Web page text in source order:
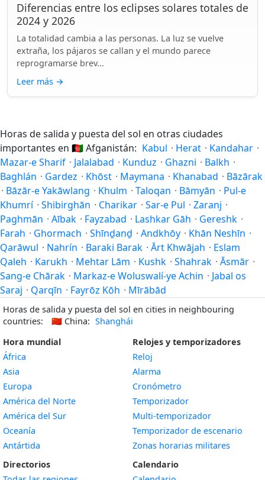
Diferencias entre los eclipses solares totales de
2024 y 2026
La totalidad cambia a las personas. La luz se vuelve
extraña, los pájaros se callan y el mundo parece
reprogramarse brev...
Leer más →
Horas de salida y puesta del sol en otras ciudades
importantes en 🇦🇫Afganistán: Kabul · Herat · Kandahar ·
Mazar-e Sharif · Jalalabad · Kunduz · Ghazni · Balkh ·
Baghlán · Gardez · Khōst · Maymana · Khanabad · Bāzārak
· Bāzār-e Yakāwlang · Khulm · Taloqan · Bāmyān · Pul-e
Khumrí · Shibirghān · Charikar · Sar-e Pul · Zaranj ·
Paghmān · Aībak · Fayzabad · Lashkar Gāh · Gereshk ·
Farah · Ghormach · Shīnḏanḏ · Andkhōy · Khān Neshīn ·
Qarāwul · Nahrín · Baraki Barak · Ārt Khwājah · Eslam
Qaleh · Karukh · Mehtar Lām · Kushk · Shahrak · Āsmār ·
Sang-e Chārak · Markaz-e Woluswalí-ye Achin · Jabal os
Saraj · Qarqīn · Fayrōz Kōh · Mīrābād
Horas de salida y puesta del sol en cities in neighbouring
countries:
🇨🇳 China: Shanghái
Hora mundial
África
Asia
Europa
América del Norte
América del Sur
Oceanía
Antártida
Directorios
Relojes y temporizadores
Reloj
Alarma
Cronómetro
Temporizador
Multi-temporizador
Temporizador de escenario
Zonas horarias militares
Calendario